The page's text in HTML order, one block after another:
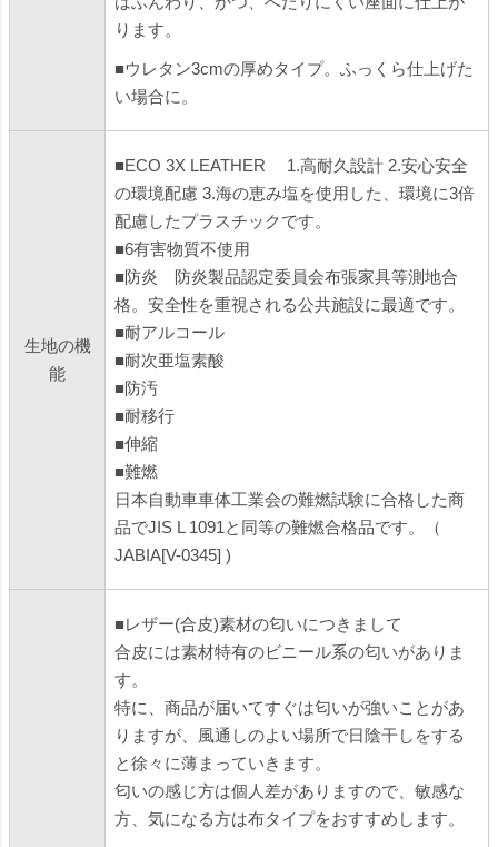
ります。
■ウレタン3cmの厚めタイプ。ふっくら仕上げた
い場合に。
生地の機
能
■ECO 3X LEATHER 1.高耐久設計 2.安心安全
の環境配慮 3.海の恵み塩を使用した、環境に3倍
配慮したプラスチックです。
■6有害物質不使用
■防炎 防炎製品認定委員会布張家具等測地合
格。安全性を重視される公共施設に最適です。
■耐アルコール
■耐次亜塩素酸
■防汚
■耐移行
■伸縮
■難燃
日本自動車車体工業会の難燃試験に合格した商
品でJIS L 1091と同等の難燃合格品です。（
JABIA[V-0345] )
■レザー(合皮)素材の匂いにつきまして
合皮には素材特有のビニール系の匂いがありま
す。
特に、商品が届いてすぐは匂いが強いことがあ
りますが、風通しのよい場所で日陰干しをする
と徐々に薄まっていきます。
匂いの感じ方は個人差がありますので、敏感な
方、気になる方は布タイプをおすすめします。